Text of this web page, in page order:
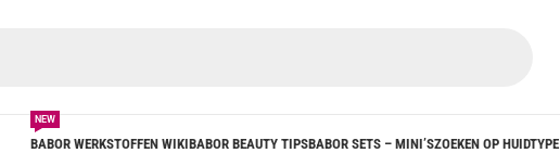
BABOR WERKSTOFFEN WIKI
NEW
BABOR BEAUTY TIPSBABOR SETS – MINI’SZOEKEN OP HUIDTYPE